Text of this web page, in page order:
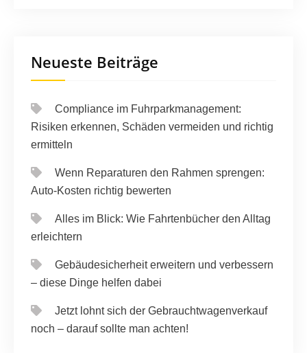
Neueste Beiträge
Compliance im Fuhrparkmanagement:
Risiken erkennen, Schäden vermeiden und richtig
ermitteln
Wenn Reparaturen den Rahmen sprengen:
Auto-Kosten richtig bewerten
Alles im Blick: Wie Fahrtenbücher den Alltag
erleichtern
Gebäudesicherheit erweitern und verbessern
– diese Dinge helfen dabei
Jetzt lohnt sich der Gebrauchtwagenverkauf
noch – darauf sollte man achten!